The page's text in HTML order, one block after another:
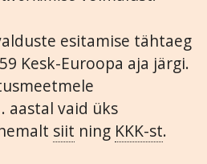
esitamise tähtaeg
Kesk-Euroopa aja järgi.
aastal vaid üks
siit ning KKK-st.